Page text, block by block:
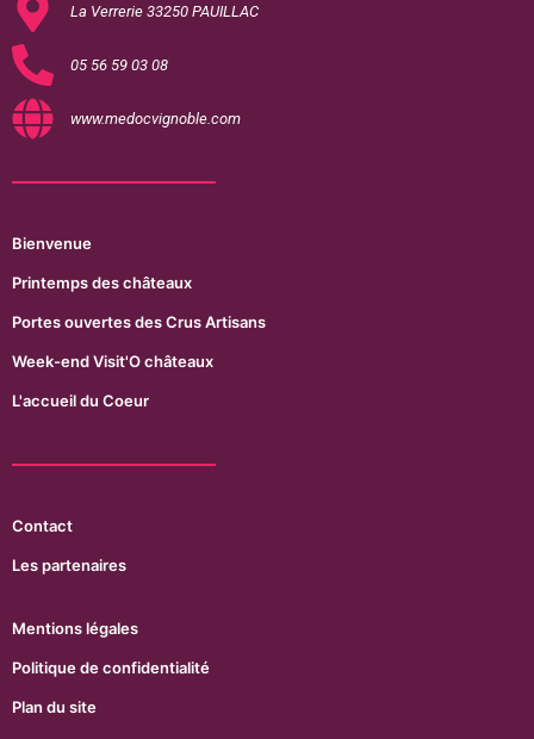
La Verrerie 33250 PAUILLAC
05 56 59 03 08
www.medocvignoble.com
Bienvenue
Printemps des châteaux
Portes ouvertes des Crus Artisans
Week-end Visit'O châteaux
L'accueil du Coeur
Contact
Les partenaires
Mentions légales
Politique de confidentialité
Plan du site